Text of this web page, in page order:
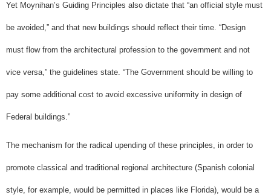
Yet Moynihan’s Guiding Principles also dictate that “an official style must
be avoided,” and that new buildings should reflect their time. “Design
must flow from the architectural profession to the government and not
vice versa,” the guidelines state. “The Government should be willing to
pay some additional cost to avoid excessive uniformity in design of
Federal buildings.”
The mechanism for the radical upending of these principles, in order to
promote classical and traditional regional architecture (Spanish colonial
style, for example, would be permitted in places like Florida), would be a